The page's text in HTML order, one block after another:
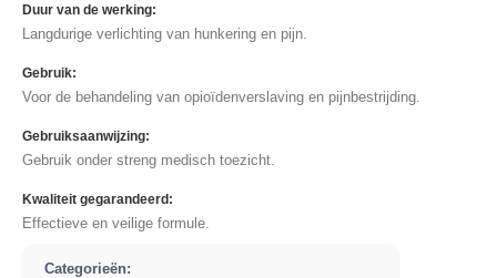
Duur van de werking:
Langdurige verlichting van hunkering en pijn.
Gebruik:
Voor de behandeling van opioïdenverslaving en pijnbestrijding.
Gebruiksaanwijzing:
Gebruik onder streng medisch toezicht.
Kwaliteit gegarandeerd:
Effectieve en veilige formule.
Categorieën: